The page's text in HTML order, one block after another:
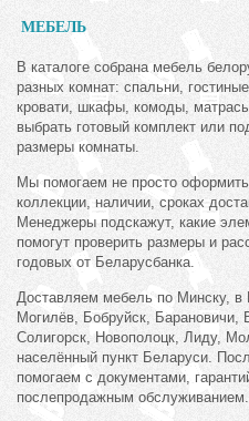
МЕБЕЛЬ
В каталоге собрана мебель
разных комнат: спальни,
кровати, шкафы, комоды,
выбрать готовый комплект или
размеры комнаты.
Мы помогаем не просто оформить
коллекции, наличии, сроках
Менеджеры подскажут, какие
помогут проверить размеры и
годовых от Беларусбанка.
Доставляем мебель по Минску, в
Могилёв, Бобруйск,
Солигорск, Новополоцк, Лиду,
населённый пункт Беларуси.
помогаем с документами,
послепродажным обслуживанием.